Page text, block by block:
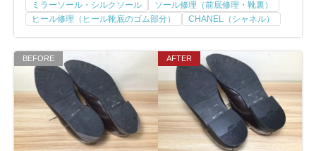
ミラーソール・シルクソール
ソール修理（前底修理・靴裏）
ヒール修理（ヒール靴底のゴム部分）
CHANEL（シャネル）